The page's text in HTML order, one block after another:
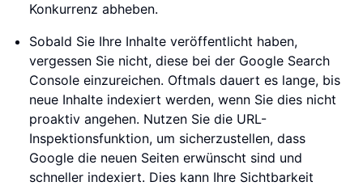
Konkurrenz abheben.
Sobald Sie Ihre Inhalte veröffentlicht haben,
vergessen Sie nicht, diese bei der Google Search
Console einzureichen. Oftmals dauert es lange, bis
neue Inhalte indexiert werden, wenn Sie dies nicht
proaktiv angehen. Nutzen Sie die URL-
Inspektionsfunktion, um sicherzustellen, dass
Google die neuen Seiten erwünscht sind und
schneller indexiert. Dies kann Ihre Sichtbarkeit